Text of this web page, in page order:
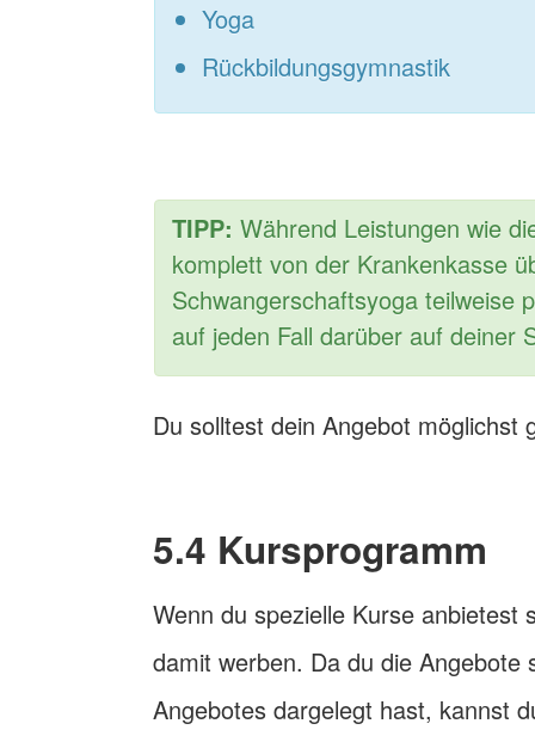
Yoga
Rückbildungsgymnastik
TIPP: Während Leistungen wie
komplett von der Krankenkasse
Schwangerschaftsyoga teilweise
auf jeden Fall darüber auf deiner
Du solltest dein Angebot möglichst
5.4 Kursprogramm
Wenn du spezielle Kurse anbietest
damit werben. Da du die
Angebotes dargelegt hast, kannst